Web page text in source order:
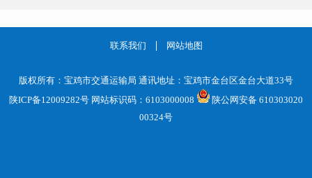
联系我们 网站地图
版权所有：宝鸡市交通运输局 通讯地址：宝鸡市金台区金台大道33号
陕ICP备12009282号 网站标识码：6103000008
陕公网安备 610303020
00324号